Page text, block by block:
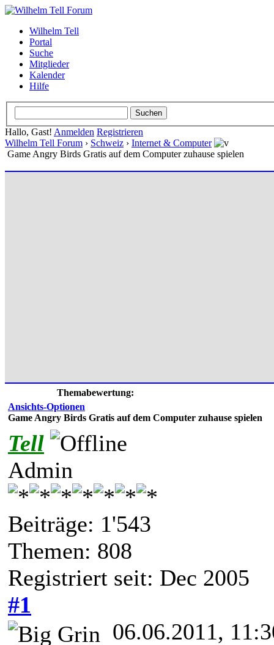
Wilhelm Tell
Portal
Suche
Mitglieder
Kalender
Hilfe
Hallo, Gast! Anmelden Registrieren
Wilhelm Tell Forum › Schweiz › Internet & Computer
Game Angry Birds Gratis auf dem Computer zuhause spielen
Themabewertung:
Ansichts-Optionen
Game Angry Birds Gratis auf dem Computer zuhause spielen
Tell
Admin
Beiträge: 1'543
Themen: 808
Registriert seit: Dec 2005
#1
06.06.2011,